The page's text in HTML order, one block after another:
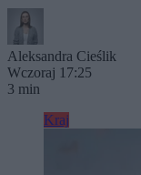
Aleksandra Cieślik
Wczoraj 17:25
3 min
Kraj